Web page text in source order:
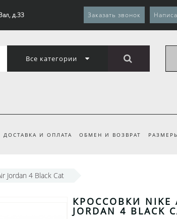
д.33 Заказать звонок
Все категории
ДОСТАВКА И ОПЛАТА ОБМЕН И ВОЗВРАТ
Jordan 4 Black Cat
КРОССОВКИ NIKE
JORDAN 4 BLACK